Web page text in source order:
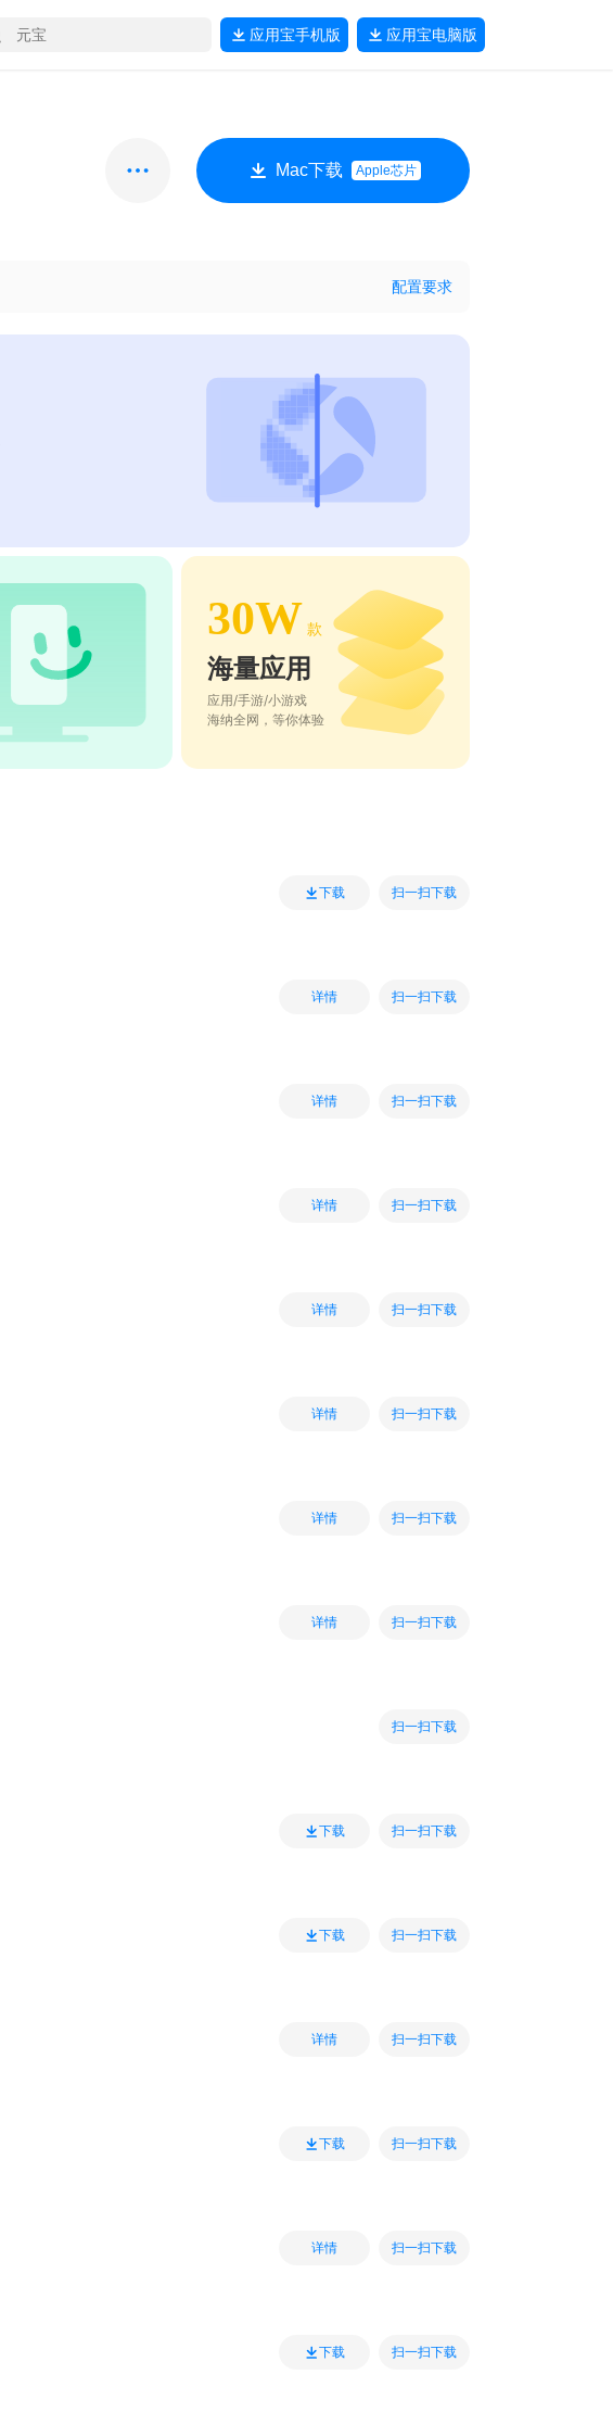
应用宝手机版 应用宝电脑版
Mac下载 Apple芯片
配置要求
30W 款
海量应用
应用/手游/小游戏
海纳全网，等你体验
下载 扫一扫下载
详情 扫一扫下载
详情 扫一扫下载
详情 扫一扫下载
详情 扫一扫下载
详情 扫一扫下载
详情 扫一扫下载
详情 扫一扫下载
扫一扫下载
下载 扫一扫下载
下载 扫一扫下载
详情 扫一扫下载
下载 扫一扫下载
详情 扫一扫下载
下载 扫一扫下载